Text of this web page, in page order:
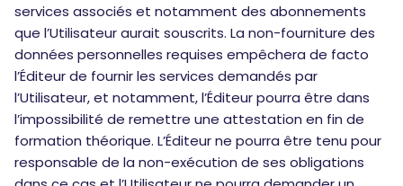
services associés et notamment des abonnements
que l’Utilisateur aurait souscrits. La non-fourniture des
données personnelles requises empêchera de facto
l’Éditeur de fournir les services demandés par
l’Utilisateur, et notamment, l’Éditeur pourra être dans
l’impossibilité de remettre une attestation en fin de
formation théorique. L’Éditeur ne pourra être tenu pour
responsable de la non-exécution de ses obligations